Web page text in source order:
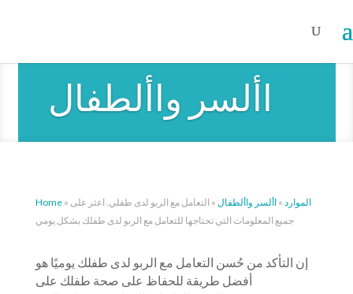
األسر واألطفال
Home» الموارد »األسر واألطفال » التعامل مع الربو لدى طفلي. اعثر على
جميع المعلومات التي تحتاجها للتعامل مع الربو لدى طفلك بشكل يومي
إن التأكد من حُسن التعامل مع الربو لدى طفلك يوميًا هو
أفضل طريقة للحفاظ على صحة طفلك على